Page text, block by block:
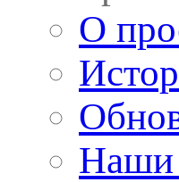
О
Наши